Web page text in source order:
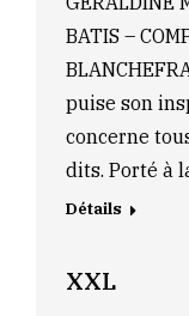
BATIS –
puise son
concerne
dits. Porté à
Détails
XXL